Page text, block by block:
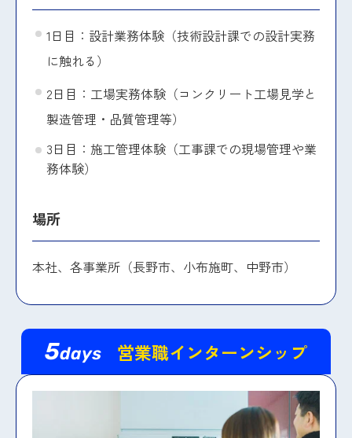
1日目：設計業務体験（技術設計課での設計実務
に触れる）
2日目：工場実務体験（コンクリート工場見学と
製造管理・品質管理等）
3日目：施工管理体験（工事課での現場管理や業
務体験）
場所
本社、各事業所（長野市、小布施町、中野市）
5days 営業職インターンシップ